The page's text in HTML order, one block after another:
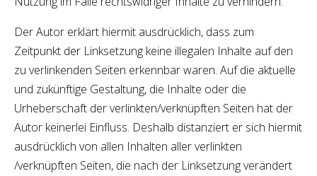
Der Autor erklärt hiermit ausdrücklich, dass zum
Zeitpunkt der Linksetzung keine illegalen Inhalte auf den
zu verlinkenden Seiten erkennbar waren. Auf die aktuelle
und zukünftige Gestaltung, die Inhalte oder die
Urheberschaft der verlinkten/verknüpften Seiten hat der
Autor keinerlei Einfluss. Deshalb distanziert er sich hiermit
ausdrücklich von allen Inhalten aller verlinkten
/verknüpften Seiten, die nach der Linksetzung verändert